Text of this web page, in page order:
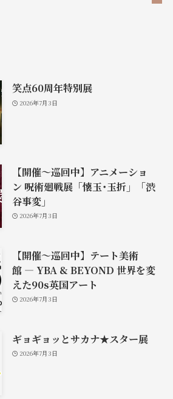
笑点60周年特別展
2026年7月3日
【開催〜巡回中】アニメーショ
ン 呪術廻戦展「懐玉･玉折」「渋
谷事変」
2026年7月3日
【開催〜巡回中】テート美術
館 ― YBA & BEYOND 世界を変
えた90s英国アート
2026年7月3日
ギョギョッとサカナ★スター展
2026年7月3日